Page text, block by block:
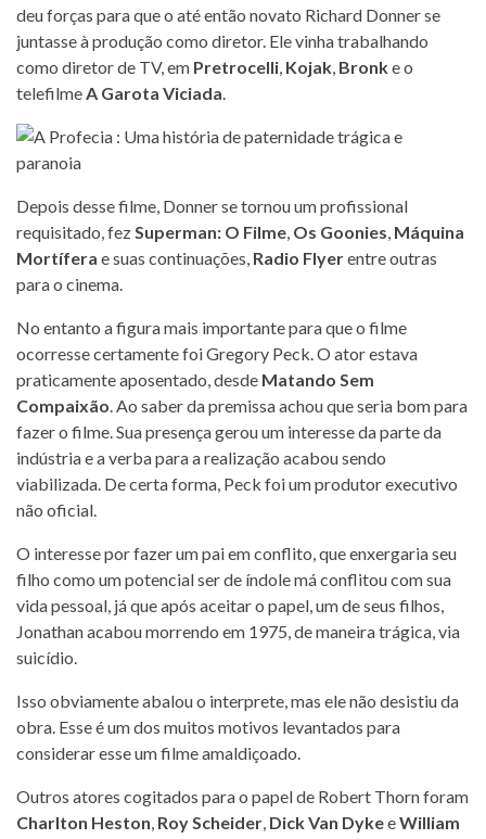
deu forças para que o até então novato Richard Donner se
juntasse à produção como diretor. Ele vinha trabalhando
como diretor de TV, em Pretrocelli, Kojak, Bronke o
telefilmeA Garota Viciada.
Depois desse filme, Donner se tornou um profissional
requisitado, fezSuperman: O Filme, Os Goonies, Máquina
Mortífera e suas continuações, Radio Flyerentre outras
para o cinema.
No entanto a figura mais importante para que o filme
ocorresse certamente foi Gregory Peck. O ator estava
praticamente aposentado, desde Matando Sem
Compaixão. Ao saber da premissa achou que seria bom para
fazer o filme. Sua presença gerou um interesse da parte da
indústria e a verba para a realização acabou sendo
viabilizada. De certa forma, Peck foi um produtor executivo
não oficial.
O interesse por fazer um pai em conflito, que enxergaria seu
filho como um potencial ser de índole má conflitou com sua
vida pessoal, já que após aceitar o papel, um de seus filhos,
Jonathan acabou morrendo em 1975, de maneira trágica, via
suicídio.
Isso obviamente abalou o interprete, mas ele não desistiu da
obra. Esse é um dos muitos motivos levantados para
considerar esse um filme amaldiçoado.
Outros atores cogitados para o papel de Robert Thorn foram
Charlton Heston, Roy Scheider, Dick Van DykeeWilliam